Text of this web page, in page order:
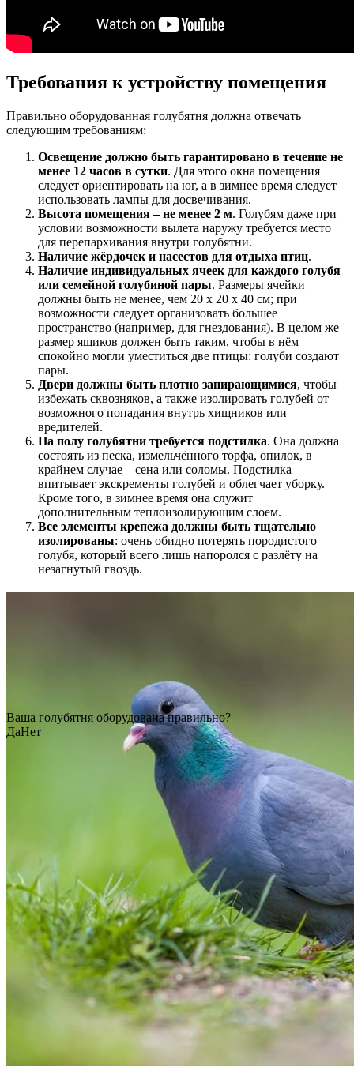
Требования к устройству помещения
Правильно оборудованная голубятня должна отвечать
следующим требованиям:
Освещение должно быть гарантировано в течение не
менее 12 часов в сутки. Для этого окна помещения
следует ориентировать на юг, а в зимнее время следует
использовать лампы для досвечивания.
Высота помещения – не менее 2 м. Голубям даже при
условии возможности вылета наружу требуется место
для перепархивания внутри голубятни.
Наличие жёрдочек и насестов для отдыха птиц.
Наличие индивидуальных ячеек для каждого голубя
или семейной голубиной пары. Размеры ячейки
должны быть не менее, чем 20 х 20 х 40 см; при
возможности следует организовать большее
пространство (например, для гнездования). В целом же
размер ящиков должен быть таким, чтобы в нём
спокойно могли уместиться две птицы: голуби создают
пары.
Двери должны быть плотно запирающимися, чтобы
избежать сквозняков, а также изолировать голубей от
возможного попадания внутрь хищников или
вредителей.
На полу голубятни требуется подстилка. Она должна
состоять из песка, измельчённого торфа, опилок, в
крайнем случае – сена или соломы. Подстилка
впитывает экскременты голубей и облегчает уборку.
Кроме того, в зимнее время она служит
дополнительным теплоизолирующим слоем.
Все элементы крепежа должны быть тщательно
изолированы: очень обидно потерять породистого
голубя, который всего лишь напоролся с разлёту на
незагнутый гвоздь.
Ваша голубятня оборудована правильно?
ДаНет